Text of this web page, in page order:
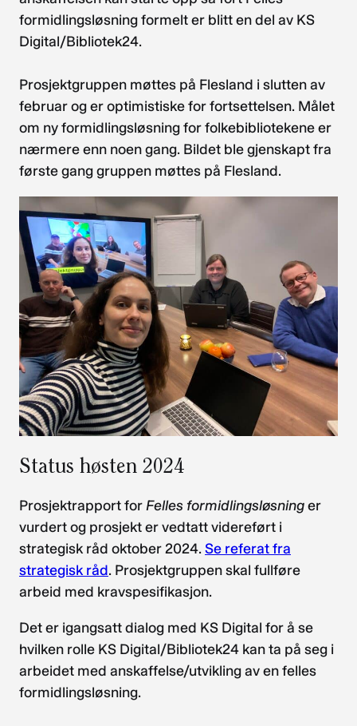
formidlingsløsning formelt er blitt en del av KS
Digital/Bibliotek24.
Prosjektgruppen møttes på Flesland i slutten av
februar og er optimistiske for fortsettelsen. Målet
om ny formidlingsløsning for folkebibliotekene er
nærmere enn noen gang. Bildet ble gjenskapt fra
første gang gruppen møttes på Flesland.
Status høsten 2024
Prosjektrapport forFelles formidlingsløsninger
vurdert og prosjekt er vedtatt videreført i
strategisk råd oktober 2024.Se referat fra
strategisk råd. Prosjektgruppen skal fullføre
arbeid med kravspesifikasjon.
Det er igangsatt dialog med KS Digital for å se
hvilken rolle KS Digital/Bibliotek24 kan ta på seg i
arbeidet med anskaffelse/utvikling av en felles
formidlingsløsning.